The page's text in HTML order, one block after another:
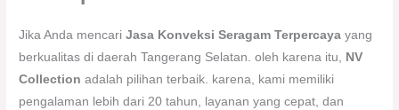
Jika Anda mencariJasa Konveksi Seragam Terpercaya yang
berkualitas di daerah Tangerang Selatan. oleh karena itu, NV
Collection adalah pilihan terbaik. karena, kami memiliki
pengalaman lebih dari 20 tahun, layanan yang cepat, dan